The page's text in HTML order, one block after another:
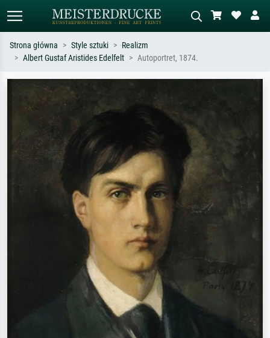
Szukaj wg artysty, tytułu lub stylu – np.
Monet, Gwiaździsta noc,
impresjonizm, fala Hokusaia, akt.
abstrakcja z czerwienią, ciemny olej,
stojący akt obok drzewa.
Strona główna Style sztuki
Realizm
Albert Gustaf Aristides Edelfelt
Autoportret, 1874.